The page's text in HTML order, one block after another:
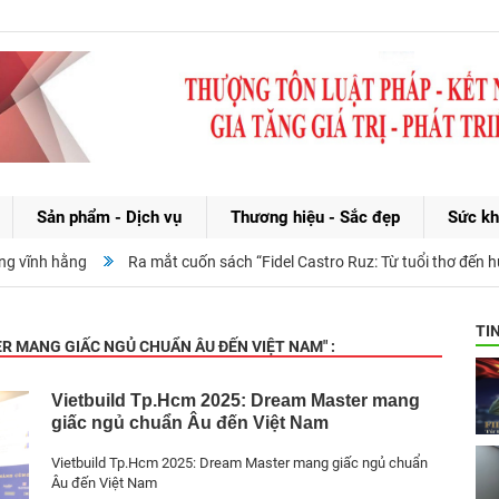
Sản phẩm - Dịch vụ Thương hiệu - Sắc đẹp Sức
hằng Ra mắt cuốn sách “Fidel Castro Ruz: Từ tuổi thơ đến
MANG GIẤC NGỦ CHUẨN ÂU ĐẾN VIỆT NAM" :
Vietbuild Tp.Hcm 2025: Dream Master mang
giấc ngủ chuẩn Âu đến Việt Nam
Vietbuild Tp.Hcm 2025: Dream Master mang giấc ngủ chuẩn
Âu đến Việt Nam